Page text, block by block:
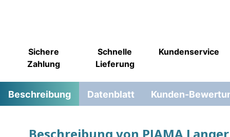
Sichere
Zahlung
Schnelle
Lieferung
Kundenservice
Beschreibung Datenblatt Kunden-